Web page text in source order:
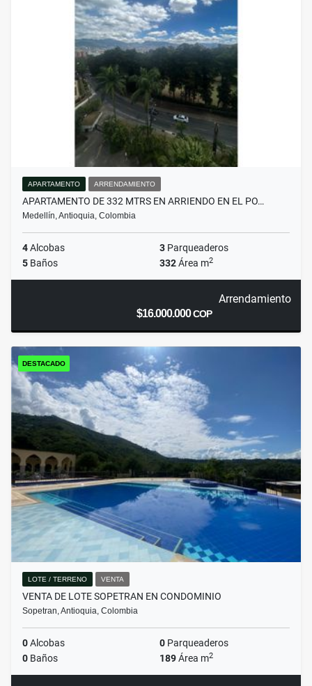
APARTAMENTO ARRENDAMIENTO
APARTAMENTO DE 332 MTRS EN ARRIENDO EN EL PO…
Medellín, Antioquia, Colombia
4Alcobas 3 Parqueaderos
5 Baños 332Área m2
Arrendamiento
$16.000.000COP
DESTACADO
LOTE / TERRENO VENTA
VENTA DE LOTE SOPETRAN EN CONDOMINIO
Sopetran, Antioquia, Colombia
0Alcobas 0 Parqueaderos
0 Baños 189Área m2